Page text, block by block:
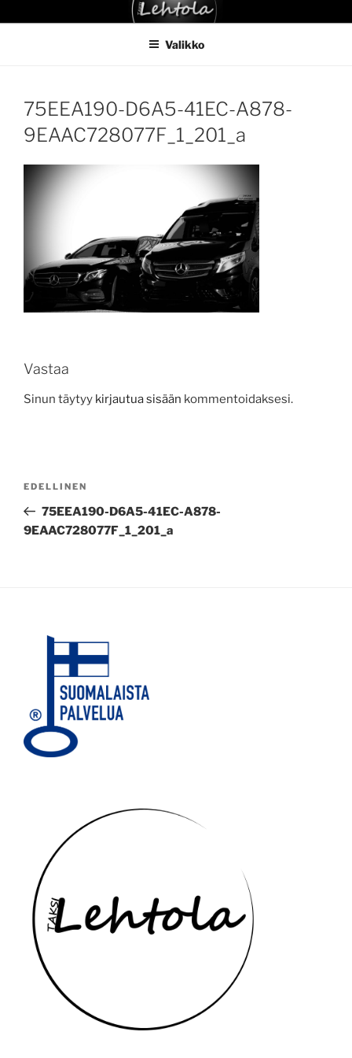
sisältöönTAKSI LEHTOLA
Valikko
75EEA190-D6A5-41EC-A878-
9EAAC728077F_1_201_a
Vastaa
Sinun täytyy kirjautua sisään kommentoidaksesi.
Edellinen
artikkeli
EDELLINEN
75EEA190-D6A5-41EC-A878-
9EAAC728077F_1_201_a